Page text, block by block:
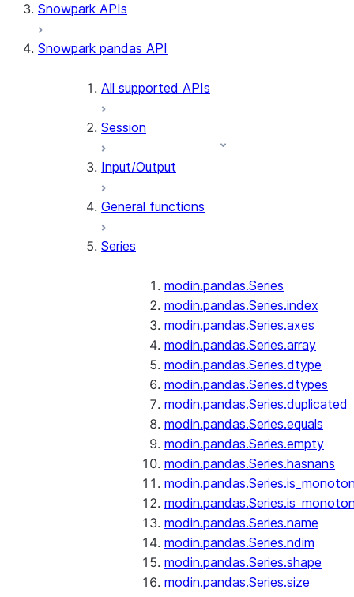
Snowpark APIs
Snowpark pandas API
All supported APIs
Session
Input/Output
General functions
Series
modin.pandas.Series
modin.pandas.Series.index
modin.pandas.Series.axes
modin.pandas.Series.array
modin.pandas.Series.dtype
modin.pandas.Series.dtypes
modin.pandas.Series.duplicated
modin.pandas.Series.equals
modin.pandas.Series.empty
modin.pandas.Series.hasnans
modin.pandas.Series.name
modin.pandas.Series.ndim
modin.pandas.Series.shape
modin.pandas.Series.size